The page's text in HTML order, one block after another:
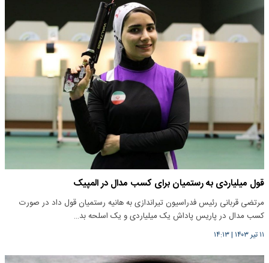
قول میلیاردی به رستمیان برای کسب مدال در المپیک
مرتضی قربانی رئیس فدراسیون تیراندازی به هانیه رستمیان قول داد در صورت
کسب مدال در پاریس پاداش یک میلیاردی و یک اسلحه بد…
۱۱ تیر ۱۴۰۳ |۱۴:۱۳